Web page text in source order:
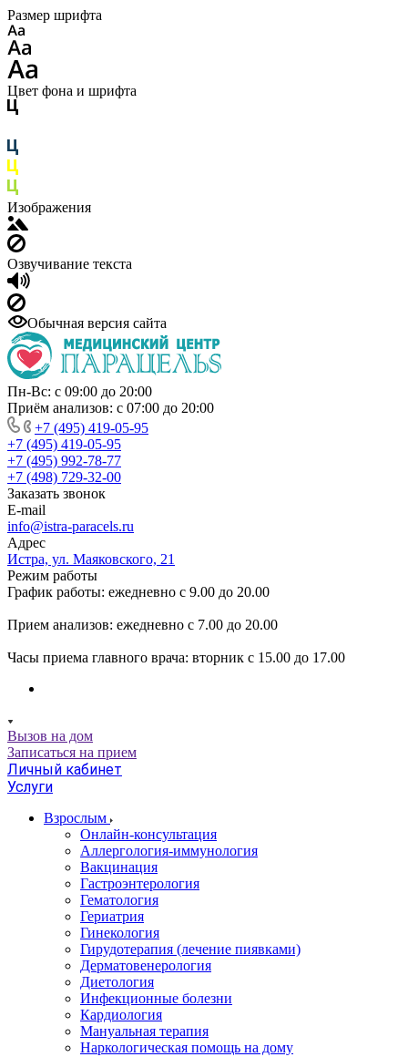
Размер шрифта
Цвет фона и шрифта
Изображения
Озвучивание текста
Обычная версия сайта
Пн-Вс: с 09:00 до 20:00
Приём анализов: с 07:00 до 20:00
+7 (495) 419-05-95
+7 (495) 419-05-95
+7 (495) 992-78-77
+7 (498) 729-32-00
Заказать звонок
E-mail
info@istra-paracels.ru
Адрес
Истра, ул. Маяковского, 21
Режим работы
График работы: ежедневно с 9.00 до 20.00
Прием анализов: ежедневно с 7.00 до 20.00
Часы приема главного врача: вторник с 15.00 до 17.00
Вызов на дом
Записаться на прием
Личный кабинет
Услуги
Взрослым
Онлайн-консультация
Аллергология-иммунология
Вакцинация
Гастроэнтерология
Гематология
Гериатрия
Гинекология
Гирудотерапия (лечение пиявками)
Дерматовенерология
Диетология
Инфекционные болезни
Кардиология
Мануальная терапия
Наркологическая помощь на дому